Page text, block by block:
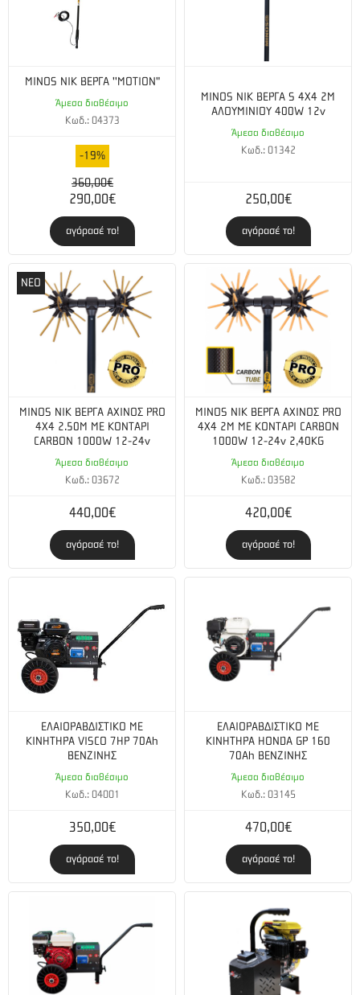
MINOS NIK ΒΕΡΓΑ ''ΜΟΤΙΟΝ"
Άμεσα διαθέσιμο
Κωδ.: 04373
-19%
360,00€
290,00€
αγόρασέ το!
MINOS NIK ΒΕΡΓΑ S 4X4 2M
ΑΛΟΥΜΙΝΙΟΥ 400W 12v
Άμεσα διαθέσιμο
Κωδ.: 01342
250,00€
αγόρασέ το!
ΝΕΟ
MINOS NIK ΒΕΡΓΑ ΑΧΙΝΟΣ PRO
4X4 2.50M ΜΕ ΚΟΝΤΑΡΙ
CARBON 1000W 12-24v
Άμεσα διαθέσιμο
Κωδ.: 03672
440,00€
αγόρασέ το!
MINOS NIK ΒΕΡΓΑ ΑΧΙΝΟΣ PRO
4X4 2Μ ΜΕ ΚΟΝΤΑΡΙ CARBON
1000W 12-24v 2,40KG
Άμεσα διαθέσιμο
Κωδ.: 03582
420,00€
αγόρασέ το!
ΕΛΑΙΟΡΑΒΔΙΣΤΙΚΟ ΜΕ
ΚΙΝΗΤΗΡΑ VISCO 7HP 70Ah
ΒΕΝΖΙΝΗΣ
Άμεσα διαθέσιμο
Κωδ.: 04001
350,00€
αγόρασέ το!
ΕΛΑΙΟΡΑΒΔΙΣΤΙΚΟ ΜΕ
ΚΙΝΗΤΗΡΑ HONDA GP 160
70Ah ΒΕΝΖΙΝΗΣ
Άμεσα διαθέσιμο
Κωδ.: 03145
470,00€
αγόρασέ το!